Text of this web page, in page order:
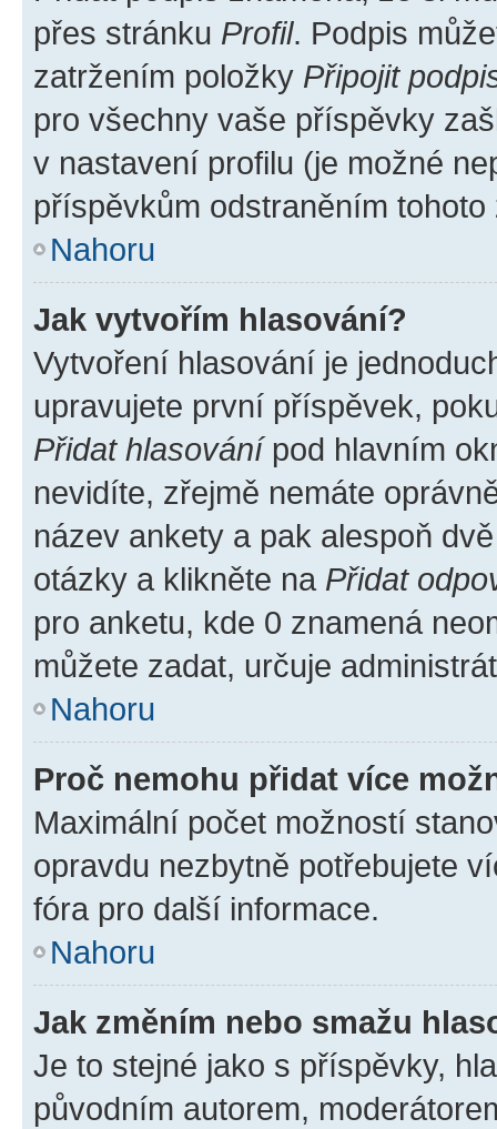
přes stránku Profil. Podpis
zatržením položky Připojit
pro všechny vaše příspěvky
v nastavení profilu (je možné
příspěvkům odstraněním
Nahoru
Jak vytvořím hlasování?
Vytvoření hlasování je
upravujete první příspěvek,
Přidat hlasovánípod hlavním
nevidíte, zřejmě nemáte
název ankety a pak alespoň
otázky a klikněte na Přidat
pro anketu, kde 0 znamená
můžete zadat, určuje
Nahoru
Proč nemohu přidat více
Maximální počet možností
opravdu nezbytně potřebujete
fóra pro další informace.
Nahoru
Jak změním nebo smažu
Je to stejné jako s příspěvky,
původním autorem,